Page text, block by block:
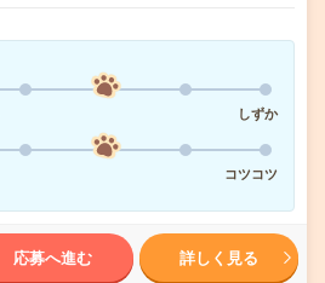
しずか
コツコツ
応募へ進む 詳しく見る